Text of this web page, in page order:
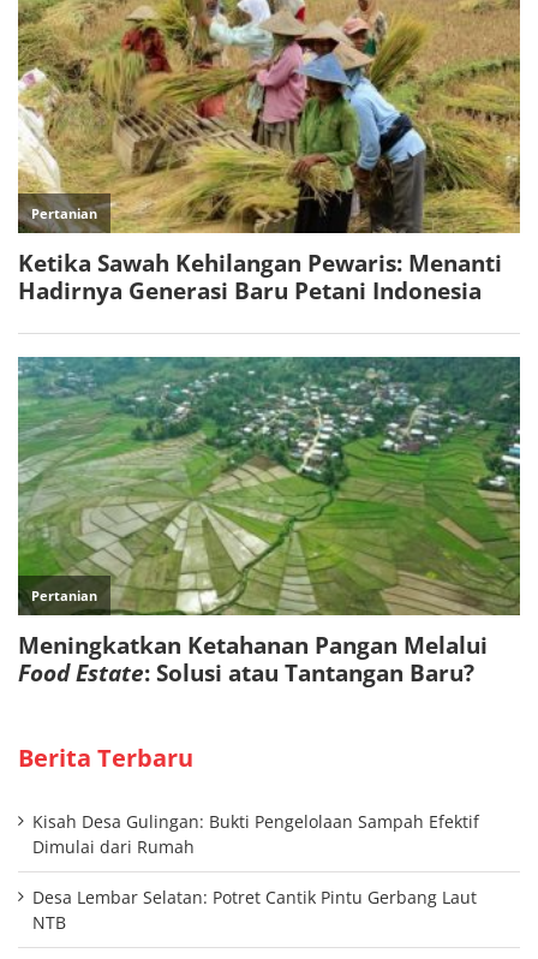
Berita Terbaru
Kisah Desa Gulingan: Bukti Pengelolaan Sampah Efektif
Dimulai dari Rumah
Desa Lembar Selatan: Potret Cantik Pintu Gerbang Laut
NTB